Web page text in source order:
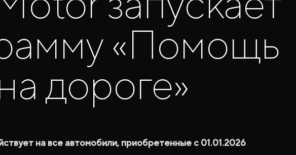
«Помощь
дороге»
на все автомобили, приобретенные c 01.01.2026